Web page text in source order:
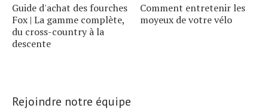
Guide d'achat des fourches
Fox | La gamme complète,
du cross-country à la
descente
Comment entretenir les
moyeux de votre vélo
Rejoindre notre équipe